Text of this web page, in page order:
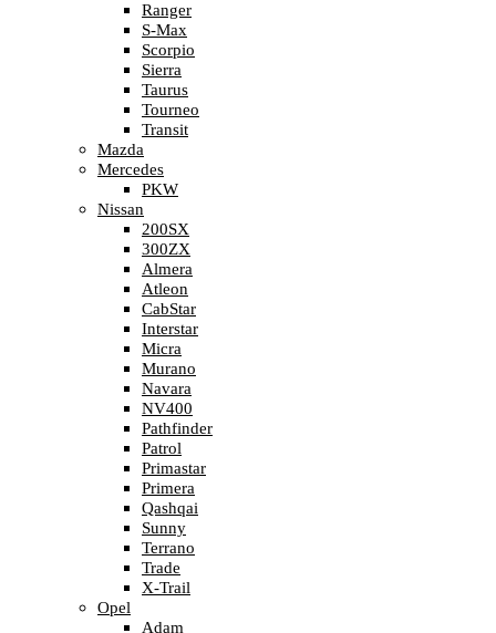
Ranger
S-Max
Scorpio
Sierra
Taurus
Tourneo
Transit
Mazda
Mercedes
PKW
Nissan
200SX
300ZX
Almera
Atleon
CabStar
Interstar
Micra
Murano
Navara
NV400
Pathfinder
Patrol
Primastar
Primera
Qashqai
Sunny
Terrano
Trade
X-Trail
Opel
Adam